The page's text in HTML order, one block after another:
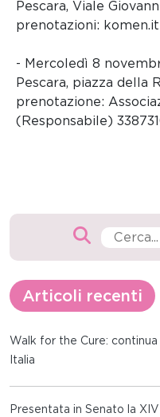
Pescara, Viale
prenotazioni: komen.it
- Mercoledì 8
Pescara, piazza della
prenotazione:
(Responsabile)
Articoli recenti
Walk for the Cure:
Italia
Presentata in Senato la